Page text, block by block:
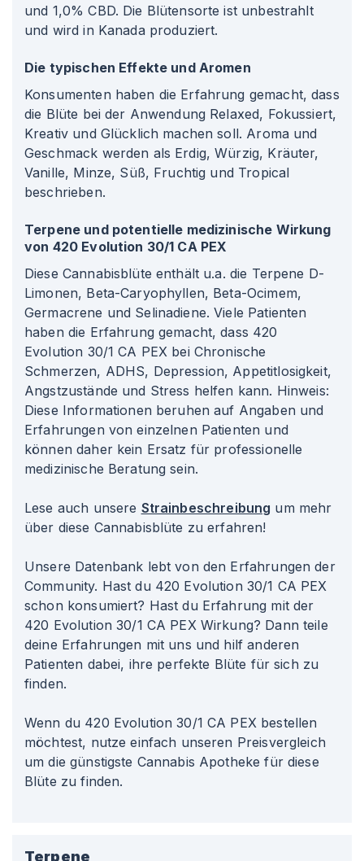
und 1,0% CBD. Die Blütensorte ist unbestrahlt
und wird in Kanada produziert.
Die typischen Effekte und Aromen
Konsumenten haben die Erfahrung gemacht, dass
die Blüte bei der Anwendung Relaxed, Fokussiert,
Kreativ und Glücklich machen soll. Aroma und
Geschmack werden als Erdig, Würzig, Kräuter,
Vanille, Minze, Süß, Fruchtig und Tropical
beschrieben.
Terpene und potentielle medizinische Wirkung
von 420 Evolution 30/1 CA PEX
Diese Cannabisblüte enthält u.a. die Terpene D-
Limonen, Beta-Caryophyllen, Beta-Ocimem,
Germacrene und Selinadiene. Viele Patienten
haben die Erfahrung gemacht, dass 420
Evolution 30/1 CA PEX bei Chronische
Schmerzen, ADHS, Depression, Appetitlosigkeit,
Angstzustände und Stress helfen kann. Hinweis:
Diese Informationen beruhen auf Angaben und
Erfahrungen von einzelnen Patienten und
können daher kein Ersatz für professionelle
medizinische Beratung sein.
Lese auch unsere Strainbeschreibung um mehr
über diese Cannabisblüte zu erfahren!
Unsere Datenbank lebt von den Erfahrungen der
Community. Hast du 420 Evolution 30/1 CA PEX
schon konsumiert? Hast du Erfahrung mit der
420 Evolution 30/1 CA PEX Wirkung? Dann teile
deine Erfahrungen mit uns und hilf anderen
Patienten dabei, ihre perfekte Blüte für sich zu
finden.
Wenn du 420 Evolution 30/1 CA PEX bestellen
möchtest, nutze einfach unseren Preisvergleich
um die günstigste Cannabis Apotheke für diese
Blüte zu finden.
Terpene